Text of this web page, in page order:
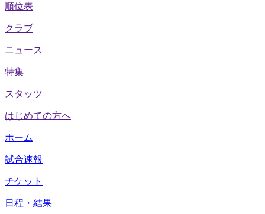
順位表
クラブ
ニュース
特集
スタッツ
はじめての方へ
ホーム
試合速報
チケット
日程・結果